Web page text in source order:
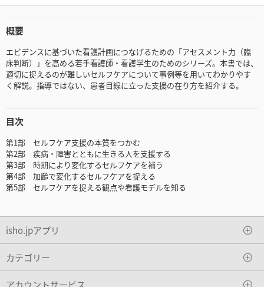
概要
エビデンスに基づいた看護計画につなげるための「アセスメント力（臨
床判断）」を高める若手看護師・看護学生のためのシリーズ。本書では、
適切に捉えるのが難しいセルフケアについて事例等を用いてわかりやす
く解説。指導ではない、患者目線に立った支援の在り方を紹介する。
目次
第1部 セルフケア支援の本質をつかむ
第2部 疾病・障害とともに生きる人を支援する
第3部 時期により変化するセルフケアを補う
第4部 加齢で変化するセルフケアを捉える
第5部 セルフケアを捉える観点や看護モデルを知る
isho.jpアプリ
カテゴリー
アカウントサービス